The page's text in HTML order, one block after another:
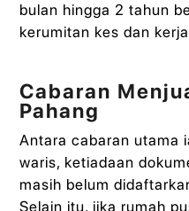
bulan hingga 2 tahun
kerumitan kes dan
Cabaran
Pahang
Antara cabaran utama
waris, ketiadaan
masih belum
Selain itu, jika rumah